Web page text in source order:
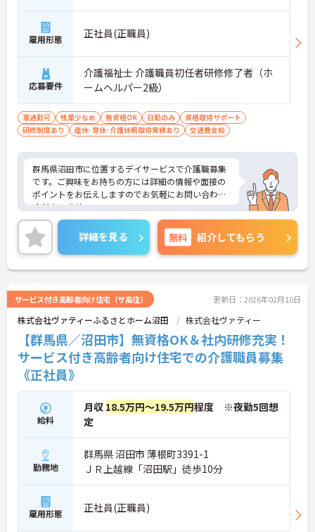
雇用形態 正社員(正職員)
応募要件
介護福祉士 介護職員初任者研修修了者（ホ
ームヘルパー2級）
車通勤可 残業少なめ 無資格OK 日勤のみ
資格取得サポート
研修制度あり
産休･育休･介護休暇取得実績あり 交通費支給
群馬県沼田市に位置するデイサービスで介護職募集
です。ご興味をお持ちの方には詳細の情報や面接の
ポイントをお伝えしますのでお気軽にお問い合わせ
くださいませ。
詳細を見る 無料 紹介してもらう
サービス付き高齢者向け住宅（サ高住） 更新日：2026年02月10日
株式会社ヴァティーふるさとホーム沼田 株式会社ヴァティー
【群馬県／沼田市】無資格OK＆社内研修充実！
サービス付き高齢者向け住宅での介護職員募集
《正社員》
給料
月収 18.5万円～19.5万円程度 ※夜勤5回想
定
勤務地
群馬県 沼田市 薄根町3391-1
ＪＲ上越線「沼田駅」徒歩10分
雇用形態 正社員(正職員)